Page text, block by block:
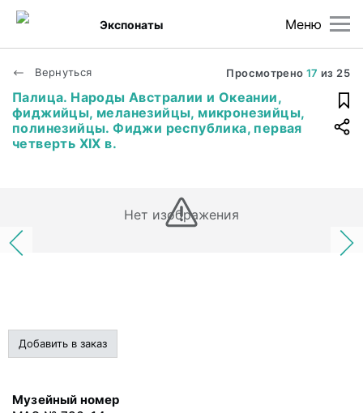
Меню
Экспонаты
Вернуться Просмотрено 17 из 25
Палица. Народы Австралии и Океании,
фиджийцы, меланезийцы, микронезийцы,
полинезийцы. Фиджи республика, первая
четверть XIX в.
Нет изображения
Добавить в заказ
Музейный номер